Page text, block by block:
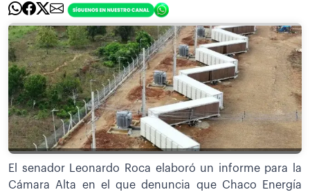
El senador Leonardo Roca elaboró un informe para la
Cámara Alta en el que denuncia que Chaco Energía